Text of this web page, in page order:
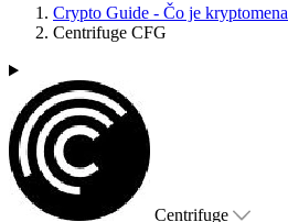
Crypto Guide - Čo je kryptomena
Centrifuge CFG
Centrifuge